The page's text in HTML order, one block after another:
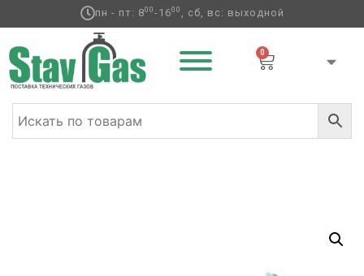
пн - пт: 800-1600 , сб, вс: выходной
0